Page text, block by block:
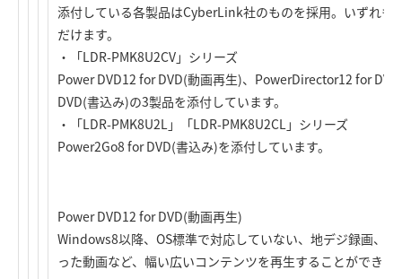
添付している各製品はCyberLink社のものを採用。いずれも
だけます。
・「LDR-PMK8U2CV」シリーズ
Power DVD12 for DVD(動画再生)、PowerDirector12 for
DVD(書込み)の3製品を添付しています。
・「LDR-PMK8U2L」「LDR-PMK8U2CL」シリーズ
Power2Go8 for DVD(書込み)を添付しています。
Power DVD12 for DVD(動画再生)
Windows8以降、OS標準で対応していない、地デジ録画、
った動画など、幅い広いコンテンツを再生することができま